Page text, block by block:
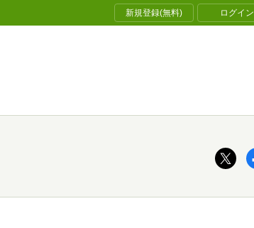
新規登録(無料) ログイン